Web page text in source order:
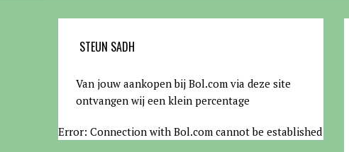
STEUN SADH
Van jouw aankopen bij Bol.com via deze site
ontvangen wij een klein percentage
Error: Connection with Bol.com cannot be established